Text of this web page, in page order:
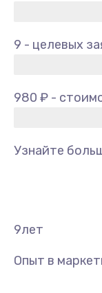
9 - целевых
980 ₽ -
Узнайте
9лет
Опыт в